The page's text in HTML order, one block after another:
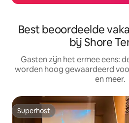
Best beoordeelde
bij Shore
Gasten zijn het ermee eens:
worden hoog gewaardeerd
en meer.
Superhost
Superhost